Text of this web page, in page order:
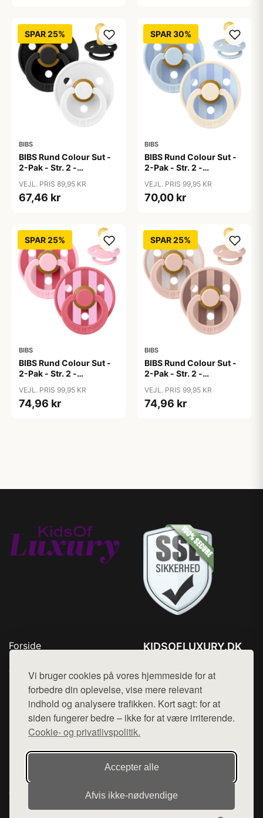
Vi bruger cookies på vores hjemmeside for at
forbedre din oplevelse, vise mere relevant
indhold og analysere trafikken. Kort sagt: for at
siden fungerer bedre – ikke for at være irriterende.
Cookie- og privatlivspolitik.
Accepter alle
Afvis ikke‑nødvendige
SPAR 25%
BIBS
BIBS Rund Colour Sut -
2-Pak - Str. 2 -
Black/White
VEJL. PRIS 89,95 KR
67,46 kr
SPAR 30%
BIBS
BIBS Rund Colour Sut -
2-Pak - Str. 2 -
Studio - Baby Blue/Dusty
Blue Mix
VEJL. PRIS 99,95 KR
70,00 kr
SPAR 25%
BIBS
BIBS Rund Colour Sut -
2-Pak - Str. 2 -
Studio - Baby Pink/Coral
Mix
VEJL. PRIS 99,95 KR
74,96 kr
SPAR 25%
BIBS
BIBS Rund Colour Sut -
2-Pak - Str. 2 -
Studio - Blush Mix
VEJL. PRIS 99,95 KR
74,96 kr
Forside
Top Rabatter
Kontakt
KIDSOFLUXURY.DK
Mail: hej@want.dk
Cookie- og privatlivspolitik
Denne side er en del af want.dk, der udgiver en række
hjemmesider med præsentation af forskellige produkter fra
diverse webshops. Der sælges ikke varer fra denne side - vi
henviser til de shops, som sælger varen. Vi har heller ikke